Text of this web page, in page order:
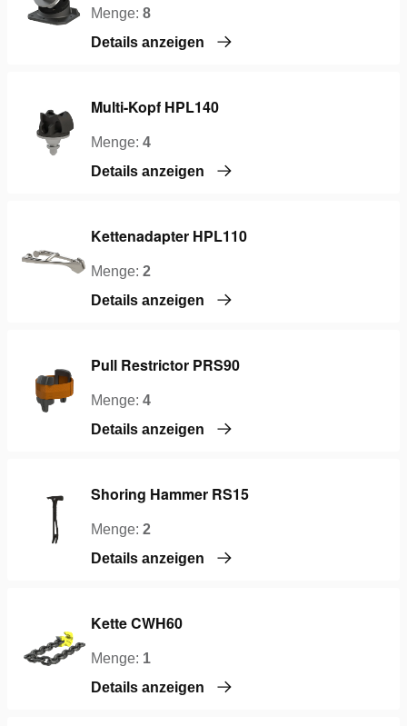
Menge: 8
Details anzeigen
Multi-Kopf HPL140
Menge: 4
Details anzeigen
Kettenadapter HPL110
Menge: 2
Details anzeigen
Pull Restrictor PRS90
Menge: 4
Details anzeigen
Shoring Hammer RS15
Menge: 2
Details anzeigen
Kette CWH60
Menge: 1
Details anzeigen